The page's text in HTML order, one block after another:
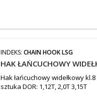
INDEKS:CHAIN HOOK LSG
HAK ŁAŃCUCHOWY
Hak łańcuchowy widełkowy
sztuka DOR: 1,12T, 2,0T 3,15T